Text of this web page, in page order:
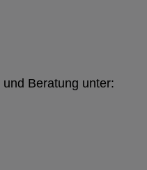
Beratung unter: